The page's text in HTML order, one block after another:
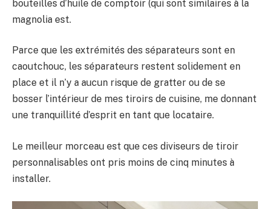
bouteilles d’huile de comptoir (qui sont similaires à la
magnolia est.
Parce que les extrémités des séparateurs sont en
caoutchouc, les séparateurs restent solidement en
place et il n’y a aucun risque de gratter ou de se
bosser l’intérieur de mes tiroirs de cuisine, me donnant
une tranquillité d’esprit en tant que locataire.
Le meilleur morceau est que ces diviseurs de tiroir
personnalisables ont pris moins de cinq minutes à
installer.